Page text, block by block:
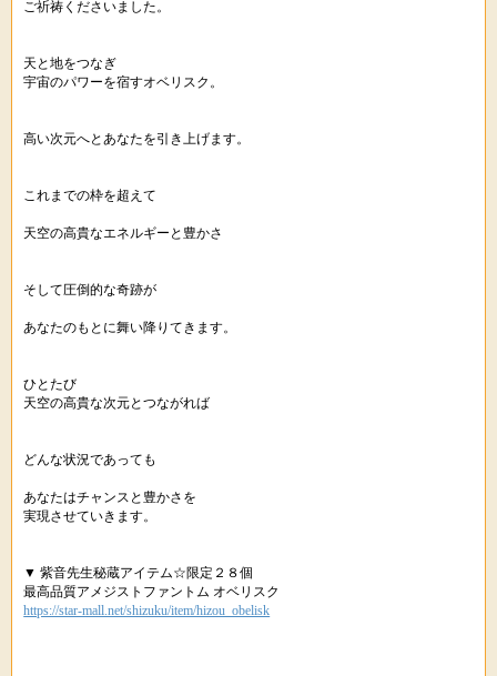
ご祈祷くださいました。
天と地をつなぎ
宇宙のパワーを宿すオベリスク。
高い次元へとあなたを引き上げます。
これまでの枠を超えて
天空の高貴なエネルギーと豊かさ
そして圧倒的な奇跡が
あなたのもとに舞い降りてきます。
ひとたび
天空の高貴な次元とつながれば
どんな状況であっても
あなたはチャンスと豊かさを
実現させていきます。
▼ 紫音先生秘蔵アイテム☆限定２８個
最高品質アメジストファントム オベリスク
https://star-mall.net/shizuku/item/hizou_obelisk